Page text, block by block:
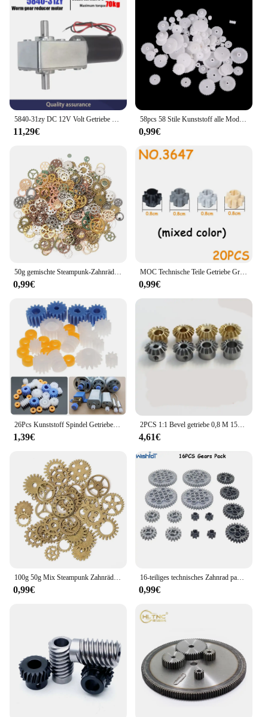
5840-31zy DC 12V Volt Getriebe motor Doppel welle lang 33mm Rückwärts getriebe alle Metall zahnräder 12-100 U/min Drehzahl motor 24V Motor Gleichstrom
11,29€
58pcs 58 Stile Kunststoff alle Modul 05 Roboter teile Untersetzung getriebe Zahnräder wsfs Zahnräder DIY Motor getriebe Zubehör
0,99€
50g gemischte Steampunk-Zahnräder Zahnräder Charms Anhänger DIY Handwerk Schmuckherstellung
0,99€
MOC Technische Teile Getriebe Groß Ziegel Montieren Partikel DIY High-tech Bausteine Kompatibel Alle Marke Auto Modell Zubehör
0,99€
26Pcs Kunststoff Spindel Getriebe Gesetzt Haft Motor Getriebe DIY Teile Reduktion Getriebe Zahn Räder Zahnräder DIY Motor Getriebe Spielzeug zubehör
1,39€
2PCS 1:1 Bevel getriebe 0,8 M 15T 3 4 5 6 mm 6,35mm Bohrung loch durchmesser M3 jackscrew Messing kegel getriebe
4,61€
100g 50g Mix Steampunk Zahnräder Zahnräder Charms Anhänger DIY Antik Bronze für handgemachte Hut Handwerk Schmuck machen Großhandel
0,99€
16-teiliges technisches Zahnrad paket, kompatibel mit Legoeds Moc-Baustein 10928 94925 3648 3649 Sortiments kit 8/16/24/40 Zahnrad
0,99€